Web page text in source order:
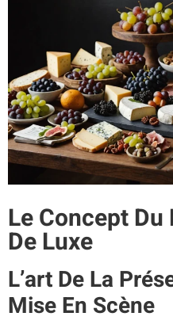
Le Concept
De Luxe
L’art De La
Mise En Scène